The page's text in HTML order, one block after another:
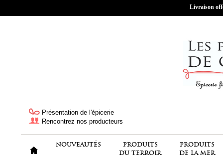
Livraison
Présentation de l'épicerie
Rencontrez nos producteurs
NOUVEAUTÉS
PRODUITS
DU TERROIR
PRODUITS
DE LA MER